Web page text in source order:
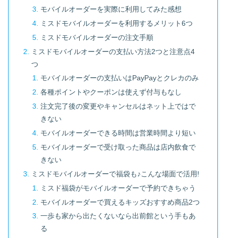
モバイルオーダーを実際に利用してみた感想
ミスドモバイルオーダーを利用するメリット6つ
ミスドモバイルオーダーの注文手順
ミスドモバイルオーダーの支払い方法2つと注意点4
つ
モバイルオーダーの支払いはPayPayとクレカのみ
各種ポイントやクーポンは使えず付与もなし
注文完了後の変更やキャンセルはネット上ではで
きない
モバイルオーダーできる時間は営業時間より短い
モバイルオーダーで受け取った商品は店内飲食で
きない
ミスドモバイルオーダーで福袋も♪こんな場面で活用!
ミスド福袋がモバイルオーダーで予約できちゃう
モバイルオーダーで買えるキッズおすすめ商品2つ
一歩も家から出たくないなら出前館という手もあ
る